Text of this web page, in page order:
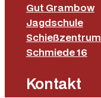
Gut Grambow
Jagdschule
Schießzentrum
Schmiede 16
Kontakt